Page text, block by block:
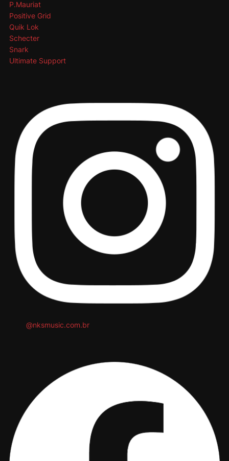
P.Mauriat
Positive Grid
Quik Lok
Schecter
Snark
Ultimate Support
@nksmusic.com.br